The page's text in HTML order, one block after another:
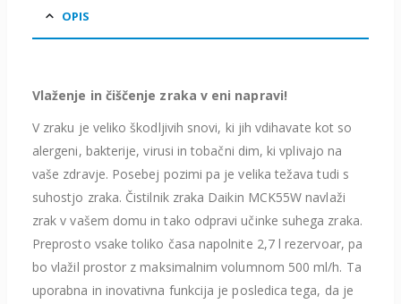
OPIS
Vlaženje in čiščenje zraka v eni napravi!
V zraku je veliko škodljivih snovi, ki jih vdihavate kot so
alergeni, bakterije, virusi in tobačni dim, ki vplivajo na
vaše zdravje. Posebej pozimi pa je velika težava tudi s
suhostjo zraka. Čistilnik zraka Daikin MCK55W navlaži
zrak v vašem domu in tako odpravi učinke suhega zraka.
Preprosto vsake toliko časa napolnite 2,7 l rezervoar, pa
bo vlažil prostor z maksimalnim volumnom 500 ml/h. Ta
uporabna in inovativna funkcija je posledica tega, da je